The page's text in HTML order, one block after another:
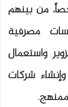
منظمة تضم 18 شخصاً، من بينهم
مصرفية
واستعمال
شركات